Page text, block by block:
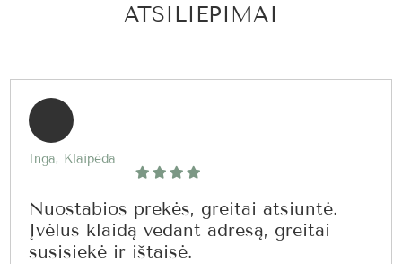
ATSILIEPIMAI
Inga, Klaipėda
Nuostabios prekės, greitai atsiuntė.
Įvėlus klaidą vedant adresą, greitai
susisiekė ir ištaisė.